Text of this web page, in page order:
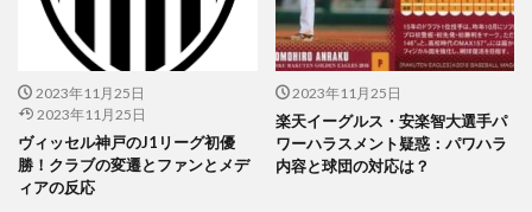
2023年11月25日
2023年11月25日
ヴィッセル神戸のJ1リーグ初優
勝！クラブの変遷とファンとメデ
ィアの反応
2023年11月25日
楽天イーグルス・安楽智大選手パ
ワーハラスメント疑惑：パワハラ
内容と球団の対応は？